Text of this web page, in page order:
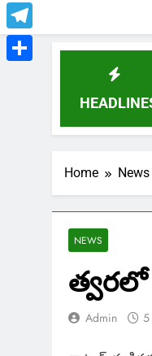
Играть в онлайн
1 Week Ago
Home News
NEWS
Admin 5
Twitter
Telegram